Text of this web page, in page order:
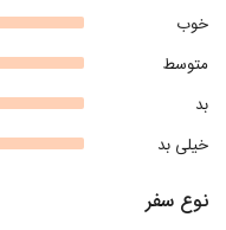
خوب
متوسط
بد
خیلی بد
نوع سفر